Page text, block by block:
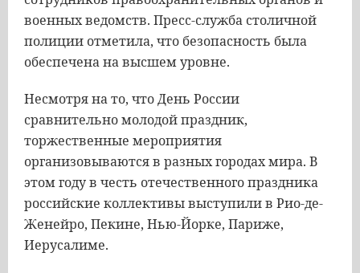
военных ведомств. Пресс-служба столичной
полиции отметила, что безопасность была
обеспечена на высшем уровне.
Несмотря на то, что День России
сравнительно молодой праздник,
торжественные мероприятия
организовываются в разных городах мира. В
этом году в честь отечественного праздника
российские коллективы выступили в Рио-де-
Женейро, Пекине, Нью-Йорке, Париже,
Иерусалиме.